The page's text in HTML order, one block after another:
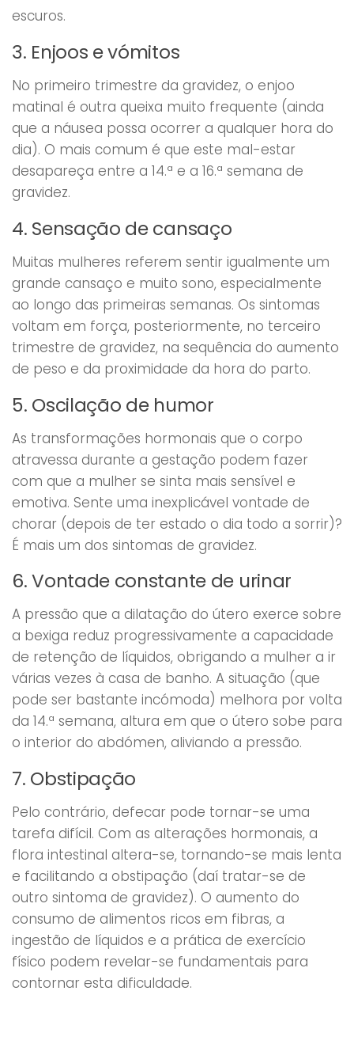
escuros.
3. Enjoos e vómitos
No primeiro trimestre da gravidez, o enjoo
matinal é outra queixa muito frequente (ainda
que a náusea possa ocorrer a qualquer hora do
dia). O mais comum é que este mal-estar
desapareça entre a 14.ª e a 16.ª semana de
gravidez.
4. Sensação de cansaço
Muitas mulheres referem sentir igualmente um
grande cansaço e muito sono, especialmente
ao longo das primeiras semanas. Os sintomas
voltam em força, posteriormente, no terceiro
trimestre de gravidez, na sequência do aumento
de peso e da proximidade da hora do parto.
5. Oscilação de humor
As transformações hormonais que o corpo
atravessa durante a gestação podem fazer
com que a mulher se sinta mais sensível e
emotiva. Sente uma inexplicável vontade de
chorar (depois de ter estado o dia todo a sorrir)?
É mais um dos sintomas de gravidez.
6. Vontade constante de urinar
A pressão que a dilatação do útero exerce sobre
a bexiga reduz progressivamente a capacidade
de retenção de líquidos, obrigando a mulher a ir
várias vezes à casa de banho. A situação (que
pode ser bastante incómoda) melhora por volta
da 14.ª semana, altura em que o útero sobe para
o interior do abdómen, aliviando a pressão.
7. Obstipação
Pelo contrário, defecar pode tornar-se uma
tarefa difícil. Com as alterações hormonais, a
flora intestinal altera-se, tornando-se mais lenta
e facilitando a obstipação (daí tratar-se de
outro sintoma de gravidez). O aumento do
consumo de alimentos ricos em fibras, a
ingestão de líquidos e a prática de exercício
físico podem revelar-se fundamentais para
contornar esta dificuldade.